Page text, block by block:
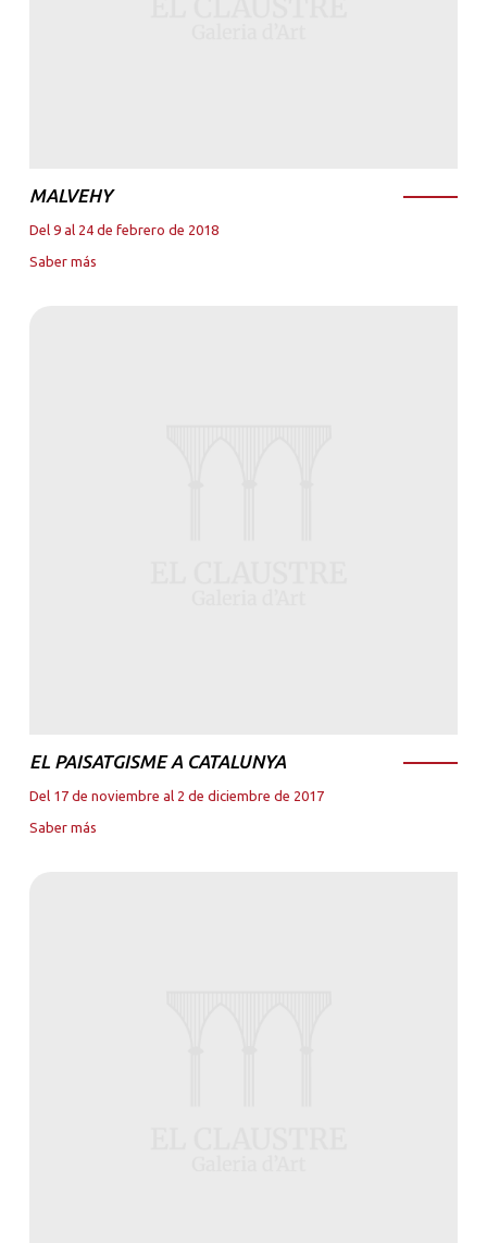
MALVEHY
Del 9 al 24 de febrero de 2018
Saber más
EL PAISATGISME A CATALUNYA
Del 17 de noviembre al 2 de diciembre de 2017
Saber más